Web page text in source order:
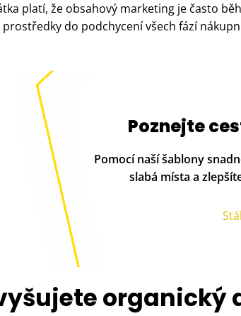
platí, že obsahový marketing je často
do podchycení všech fází
Poznejte
Pomocí naší šablony
slabá místa a
organický